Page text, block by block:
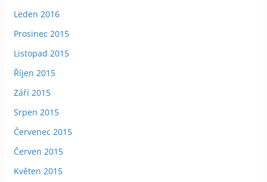
Leden 2016
Prosinec 2015
Listopad 2015
Říjen 2015
Září 2015
Srpen 2015
Červenec 2015
Červen 2015
Květen 2015